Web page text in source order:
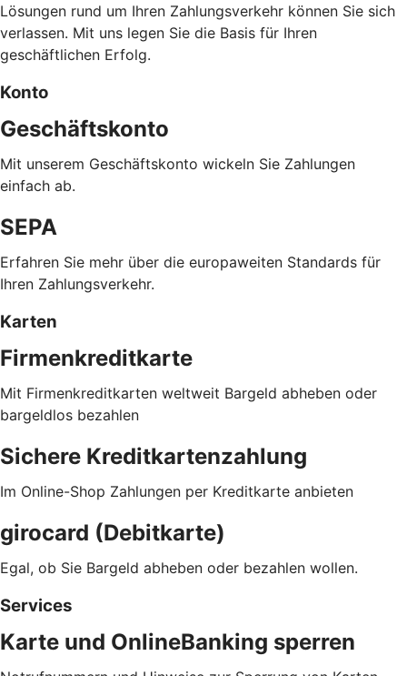
Lösungen rund um Ihren Zahlungsverkehr können Sie sich
verlassen. Mit uns legen Sie die Basis für Ihren
geschäftlichen Erfolg.
Konto
Geschäftskonto
Mit unserem Geschäftskonto wickeln Sie Zahlungen
einfach ab.
SEPA
Erfahren Sie mehr über die europaweiten Standards für
Ihren Zahlungsverkehr.
Karten
Firmenkreditkarte
Mit Firmenkreditkarten weltweit Bargeld abheben oder
bargeldlos bezahlen
Sichere Kreditkartenzahlung
Im Online-Shop Zahlungen per Kreditkarte anbieten
girocard (Debitkarte)
Egal, ob Sie Bargeld abheben oder bezahlen wollen.
Services
Karte und OnlineBanking sperren